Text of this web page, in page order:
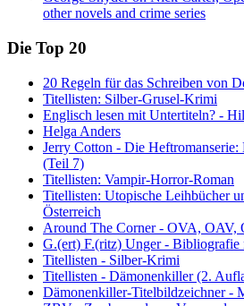
other novels and crime series
Die Top 20
20 Regeln für das Schreiben von
Titellisten: Silber-Grusel-Krimi
Englisch lesen mit Untertiteln? -
Helga Anders
Jerry Cotton - Die
(Teil 7)
Titellisten: Vampir-Horror-Roman
Titellisten: Utopische Leihbücher
Österreich
Around The Corner - OVA, OAV,
G.(ert) F.(ritz) Unger -
Titellisten - Silber-Krimi
Titellisten - Dämonenkiller (2.
Dämonenkiller-Titelbildzeichner -